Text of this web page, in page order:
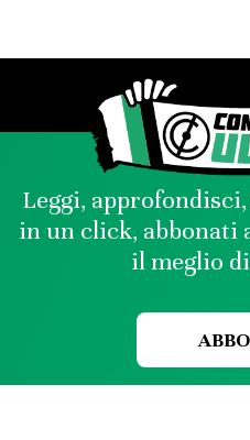
Leggi,
in un click, abbonati
il meglio